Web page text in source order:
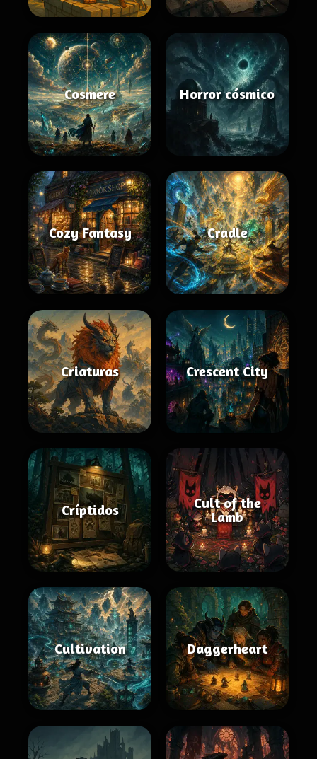
Cosmere Horror cósmico
Cozy Fantasy Cradle
Criaturas Crescent City
Críptidos
Cult of the
Lamb
Cultivation Daggerheart